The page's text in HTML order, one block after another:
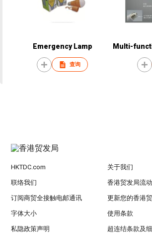
Emergency Lamp
查询
Multi-
HKTDC.com 关于我们
联络我们 香港贸发局流
订阅商贸全接触电邮通讯 更新您的香港
字体大小 使用条款
私隐政策声明 超连结条款及